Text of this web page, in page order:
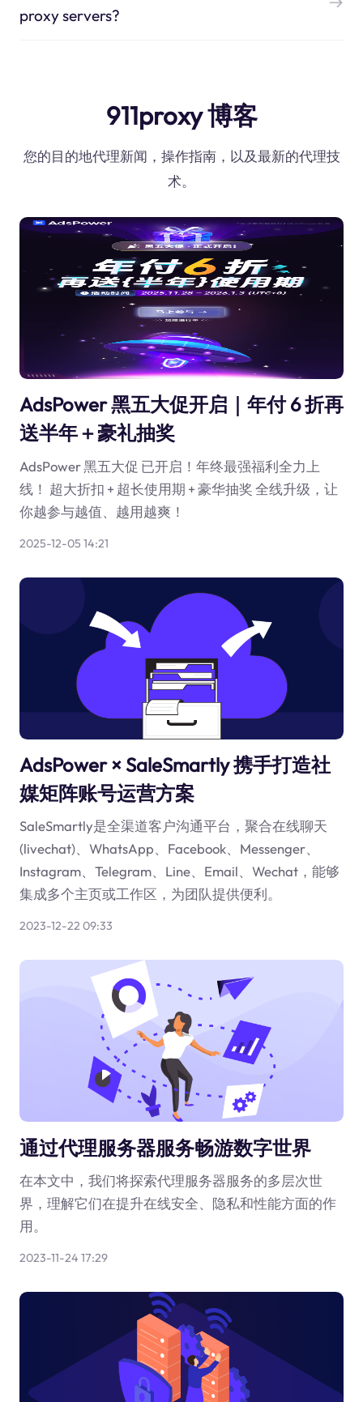
proxy servers?
911proxy 博客
您的目的地代理新闻，操作指南，以及最新的代理技
术。
AdsPower 黑五大促开启｜年付 6 折再
送半年＋豪礼抽奖
AdsPower 黑五大促 已开启！年终最强福利全力上
线！ 超大折扣 + 超长使用期 + 豪华抽奖 全线升级，让
你越参与越值、越用越爽！
2025-12-05 14:21
AdsPower × SaleSmartly 携手打造社
媒矩阵账号运营方案
SaleSmartly是全渠道客户沟通平台，聚合在线聊天
(livechat)、WhatsApp、Facebook、Messenger、
Instagram、Telegram、Line、Email、Wechat，能够
集成多个主页或工作区，为团队提供便利。
2023-12-22 09:33
通过代理服务器服务畅游数字世界
在本文中，我们将探索代理服务器服务的多层次世
界，理解它们在提升在线安全、隐私和性能方面的作
用。
2023-11-24 17:29